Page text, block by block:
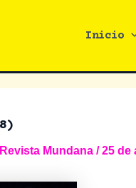
Inicio
Revista Mundana /25 de